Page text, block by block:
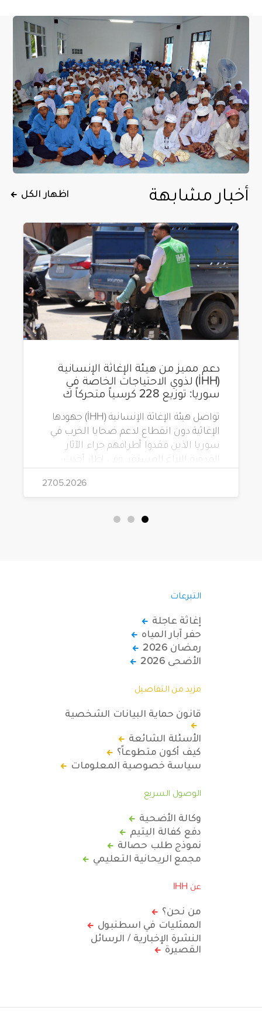
أخبار مشابهة اظهار الكل
دعم مميز من هيئة الإغاثة الإنسانية
(İHH) لذوي الاحتياجات الخاصة في
سوريا: توزيع 228 كرسياً متحركاً ك
تواصل هيئة الإغاثة الإنسانية (İHH) جهودها
الإغاثية دون انقطاع لدعم ضحايا الحرب في
سوريا الذين فقدوا أطرافهم جراء الآثار
المدمرة للنزاع المستمر. وفي إطار أحدث
مشاريعها، قامت الهيئة بتوزيع 228 كرسياً
متحركاً كهربائياً على أشخاص من ذوي
الاحتياجات الخاصة يعيشون في ظروف
قاسية بمناطق دمشق، وحلب، وحماة،
27.05.2026
التبرعات
إغاثة عاجلة
حفر آبار المياه
رمضان 2026
الأضحى 2026
مزيد من التفاصيل
قانون حماية البيانات الشخصية
الأسئلة الشائعة
كيف أكون متطوعاً؟
سياسة خصوصية المعلومات
الوصول السريع
وكالة الأضحية
دفع كفالة اليتيم
نموذج طلب حصالة
مجمع الريحانية التعليمي
عن IHH
من نحن؟
الممثليات في اسطنبول
النشرة الإخبارية / الرسائل
القصيرة